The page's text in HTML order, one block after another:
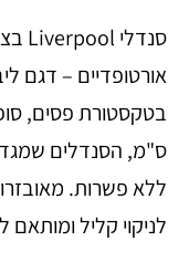
אורטופדיים – דגם
ס"מ, הסנדלים
ללא פשרות.
לניקוי קליל